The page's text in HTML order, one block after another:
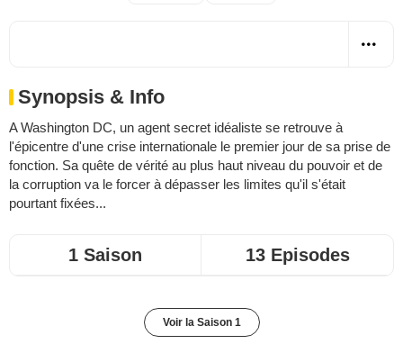
Synopsis & Info
A Washington DC, un agent secret idéaliste se retrouve à
l'épicentre d'une crise internationale le premier jour de sa prise de
fonction. Sa quête de vérité au plus haut niveau du pouvoir et de
la corruption va le forcer à dépasser les limites qu'il s'était
pourtant fixées...
1 Saison 13 Episodes
Voir la Saison 1